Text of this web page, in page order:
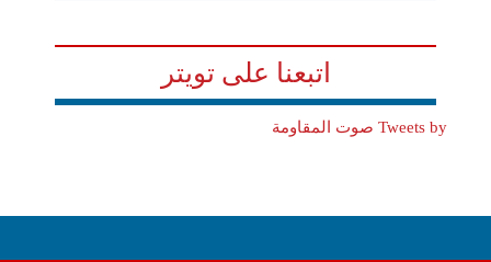
اتبعنا على تويتر
Tweets by صوت المقاومة